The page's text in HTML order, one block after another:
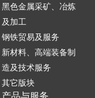
黑色金属采矿、冶炼
及加工
钢铁贸易及服务
新材料、高端装备制
造及技术服务
其它版块
产品与服务